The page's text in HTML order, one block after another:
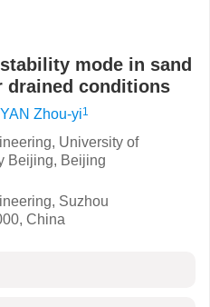
mode in sand
drained conditions
YAN Zhou-yi1
University of
Beijing, Beijing
Suzhou
China